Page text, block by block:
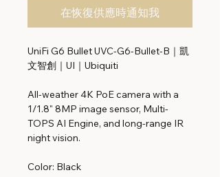
在恢復供應時通知我
UniFi G6 Bullet UVC-G6-Bullet-B｜凱
文智創｜UI｜Ubiquiti
All-weather 4K PoE camera with a
1/1.8" 8MP image sensor, Multi-
TOPS AI Engine, and long-range IR
night vision.
Color: Black